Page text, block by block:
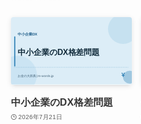
中小企業のDX格差問題
2026年7月21日